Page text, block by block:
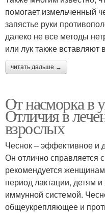
помогает измельченный
запястье руки
далеко не все методы
или лук также вставляют
читать дальше →
От насморка в
Отличия в
взрослых
Чеснок – эффективное и
Он отлично справляется
рекомендуется
период лактации, детям
иммунной системой.
общеукрепляющее и